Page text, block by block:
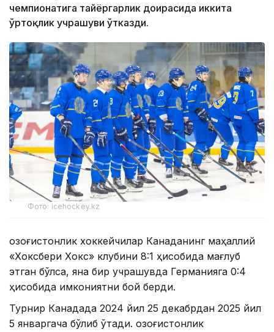
чемпионатига тайёргарлик доирасида иккита
ўртоқлик учрашуви ўтказди.
Фото: icehockey.kz
Қозоғистонлик хоккейчилар Канаданинг маҳаллий
«Хоксбери Хокс» клубини 8:1 ҳисобида мағлуб
этган бўлса, яна бир учрашувда Германияга 0:4
ҳисобида имкониятни бой берди.
Турнир Канадада 2024 йил 25 декабрдан 2025 йил
5 январгача бўлиб ўтади. Қозоғистонлик